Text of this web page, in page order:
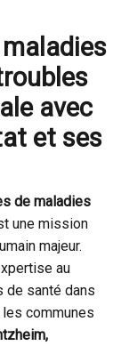
avec
et ses
de maladies
une mission
majeur.
au
santé dans
communes